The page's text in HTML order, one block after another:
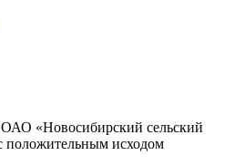
«Новосибирский сельский
положительным исходом